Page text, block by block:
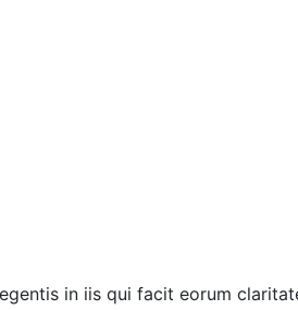
in iis qui facit eorum